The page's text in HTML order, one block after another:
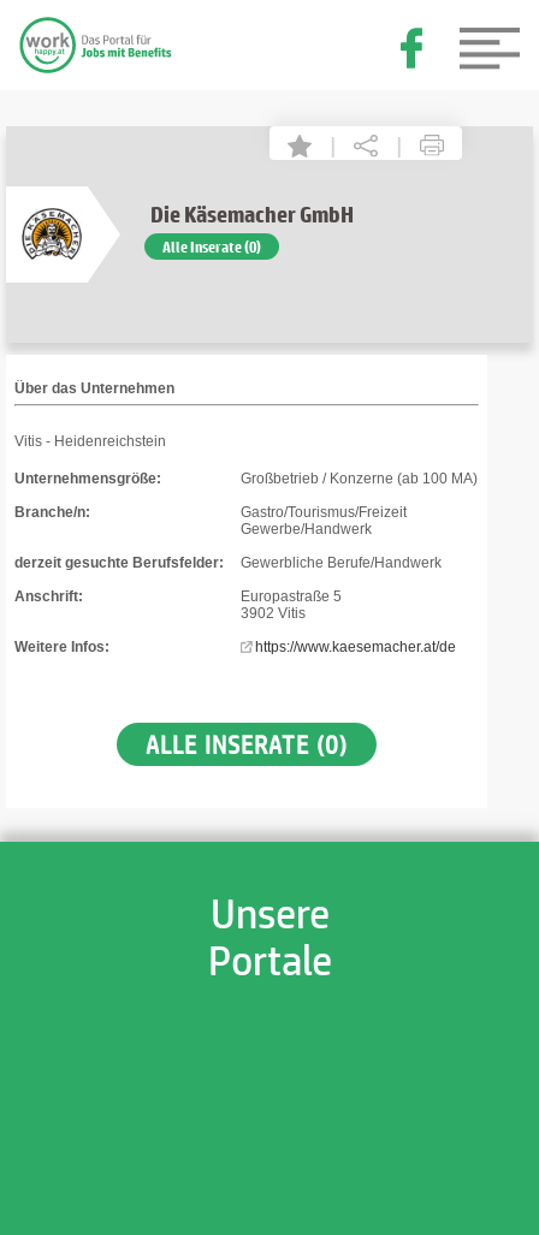
| |
Die Käsemacher GmbH
Alle Inserate (0)
Über das Unternehmen
Vitis - Heidenreichstein
Unternehmensgröße:
Großbetrieb / Konzerne (ab 100 MA)
Branche/n:
Gastro/Tourismus/Freizeit
Gewerbe/Handwerk
derzeit gesuchte Berufsfelder:
Gewerbliche Berufe/Handwerk
Anschrift:
Europastraße 5
3902 Vitis
Weitere Infos:
https://www.kaesemacher.at/de
ALLE INSERATE (0)
Unsere
Portale